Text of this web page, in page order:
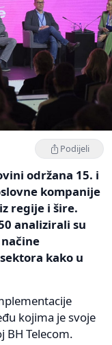
Podijeli
održana 15. i
kompanije
regije i šire.
analizirali su
kako u
kojima je svoje
BH Telecom.